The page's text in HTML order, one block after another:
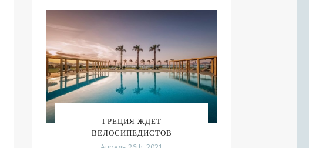
ГРЕЦИЯ ЖДЕТ
ВЕЛОСИПЕДИСТОВ